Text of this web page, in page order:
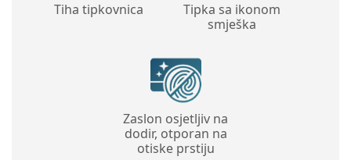
Tiha tipkovnica
Tipka sa ikonom
smješka
Zaslon osjetljiv na
dodir, otporan na
otiske prstiju